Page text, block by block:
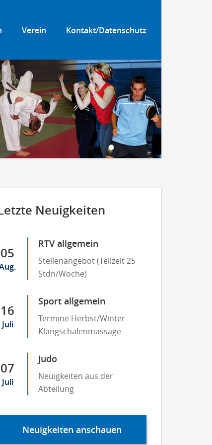
Kontakt/Datenschutz
Verein
Neuigkeiten
05
RTV allgemein
Stellenangebot (Teilzeit 25
Stdn/Woche)
16
Juli
Sport allgemein
Termine Herbst/Winter
Klangschalenmassage
07
Juli
Judo
Neuigkeiten aus der
Abteilung
Neuigkeiten anschauen